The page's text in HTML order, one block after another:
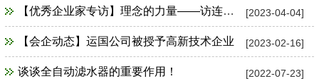
[2023-04-04]
【优秀企业家专访】理念的力量——访连云港市运国环保设备公司总经理谢汝兴
[2023-02-16]
【会企动态】运国公司被授予高新技术企业
[2022-07-23]
谈谈全自动滤水器的重要作用！